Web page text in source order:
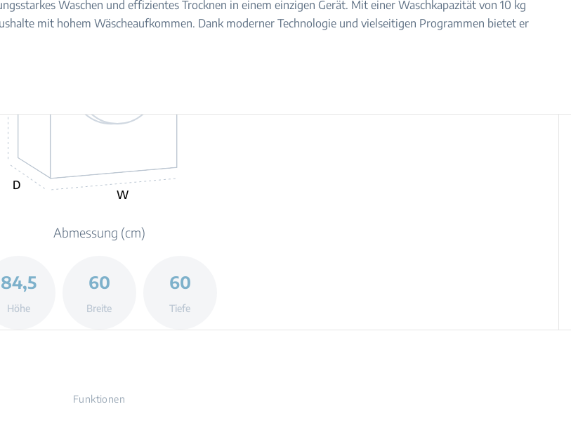
Waschen und effizientes Trocknen in einem einzigen Gerät. Mit einer Waschkapazität von 10 kg
mit hohem Wäscheaufkommen. Dank moderner Technologie und vielseitigen Programmen bietet er
D
W
Abmessung (cm)
84,5
Höhe
60
Breite
60
Tiefe
Funktionen